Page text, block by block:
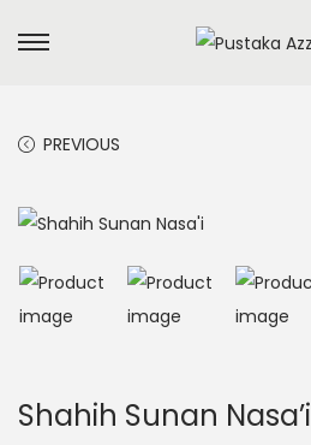
PREVIOUS
Shahih Sunan Nasa’i